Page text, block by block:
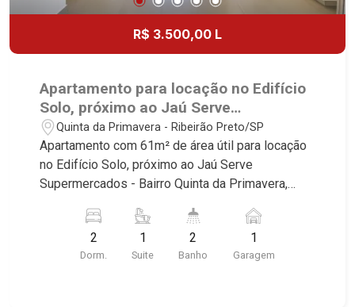
R$ 3.500,00 L
Apartamento para locação no Edifício
Solo, próximo ao Jaú Serve
Supermercados - Ribeirão Preto/SP.
Quinta da Primavera - Ribeirão Preto/SP
Apartamento com 61m² de área útil para locação
no Edifício Solo, próximo ao Jaú Serve
Supermercados - Bairro Quinta da Primavera,
deste imóvel que a Martinelli Imobiliária
selecionou para você: - 61m² de área útil - 2
dormitório com ar-condicionado sendo 1 com
2
Dorm.
1
Suite
2
Banho
1
Garagem